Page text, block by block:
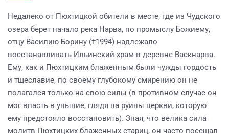
Недалеко от Пюхтицкой обители в месте, где из Чудского
озера берет начало река Нарва, по промыслу Божиему,
отцу Василию Борину (†1994) надлежало
восстанавливать Ильинский храм в деревне Васкнарва.
Ему, как и Пюхтицким блаженным были чужды гордость
и тщеславие, по своему глубокому смирению он не
полагался только на свою силы (в противном случае он
мог впасть в уныние, глядя на руины церкви, которую
ему предстояло восстановить). Зная, что велика сила
молитв Пюхтицких блаженных стариц, он часто посещал